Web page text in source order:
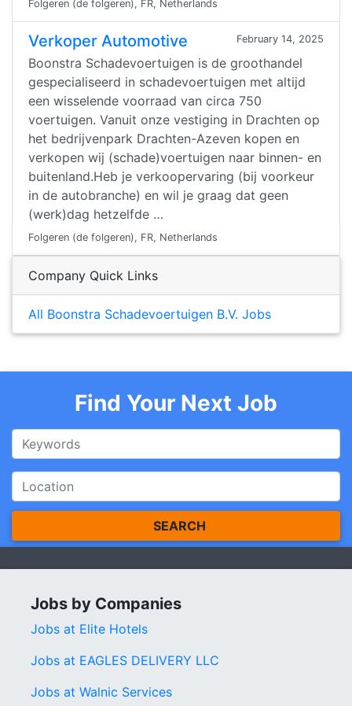
Folgeren (de folgeren), FR, Netherlands
Verkoper Automotive February 14, 2025
Boonstra Schadevoertuigen is de groothandel
gespecialiseerd in schadevoertuigen met altijd
een wisselende voorraad van circa 750
voertuigen. Vanuit onze vestiging in Drachten op
het bedrijvenpark Drachten-Azeven kopen en
verkopen wij (schade)voertuigen naar binnen- en
buitenland.Heb je verkoopervaring (bij voorkeur
in de autobranche) en wil je graag dat geen
(werk)dag hetzelfde …
Folgeren (de folgeren), FR, Netherlands
Company Quick Links
All Boonstra Schadevoertuigen B.V. Jobs
Find Your Next Job
SEARCH
Jobs by Companies
Jobs at Elite Hotels
Jobs at EAGLES DELIVERY LLC
Jobs at Walnic Services